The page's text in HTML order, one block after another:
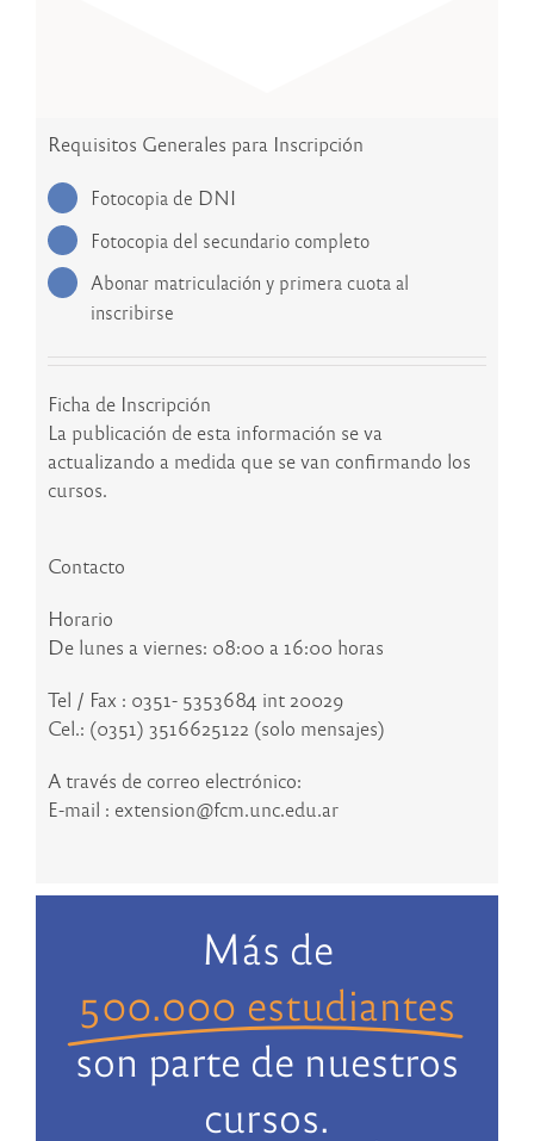
Requisitos Generales para Inscripción
Fotocopia de DNI
Fotocopia del secundario completo
Abonar matriculación y primera cuota al
inscribirse
Ficha de Inscripción
La publicación de esta información se va
actualizando a medida que se van confirmando los
cursos.
Contacto
Horario
De lunes a viernes: 08:00 a 16:00 horas
Tel / Fax : 0351- 5353684 int 20029
Cel.: (0351) 3516625122 (solo mensajes)
A través de correo electrónico:
E-mail : extension@fcm.unc.edu.ar
Más de
500.000 estudiantes
son parte de nuestros
cursos.